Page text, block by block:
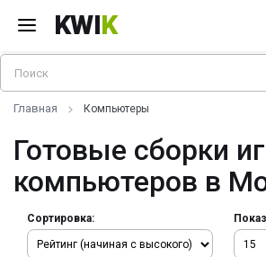
KWIK
Главная Компьютеры
Готовые сборки
компьютеров в
Сортировка: